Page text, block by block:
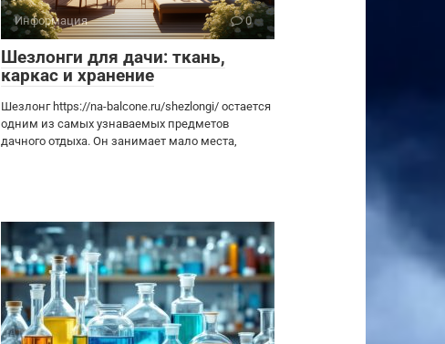
Информация 0
Шезлонги для дачи: ткань,
каркас и хранение
Шезлонг https://na-balcone.ru/shezlongi/ остается
одним из самых узнаваемых предметов
дачного отдыха. Он занимает мало места,